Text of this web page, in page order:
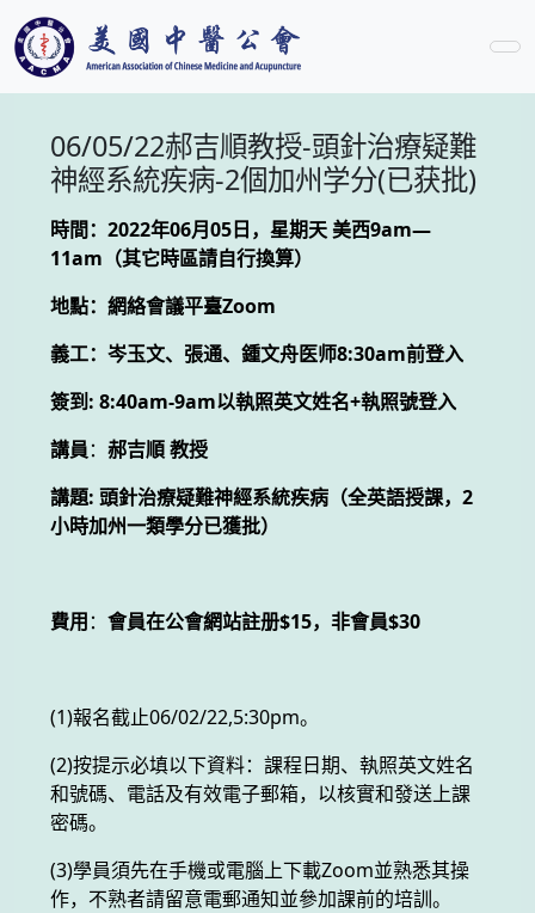
06/05/22郝吉順教授-頭針治療疑難
神經系統疾病-2個加州学分(已获批)
時間：2022年06月05日，星期天 美西9am—
11am（其它時區請自行換算）
地點：網絡會議平臺Zoom
義工：岑玉文、張通、鍾文舟医师8:30am前登入
簽到: 8:40am-9am以執照英文姓名+執照號登入
講員： 郝吉順 教授
講題: 頭針治療疑難神經系統疾病（全英語授課，2
小時加州一類學分已獲批）
費用： 會員在公會網站註册$15，非會員$30
(1)報名截止06/02/22,5:30pm。
(2)按提示必填以下資料：課程日期、執照英文姓名
和號碼、電話及有效電子郵箱，以核實和發送上課
密碼。
(3)學員須先在手機或電腦上下載Zoom並熟悉其操
作，不熟者請留意電郵通知並參加課前的培訓。